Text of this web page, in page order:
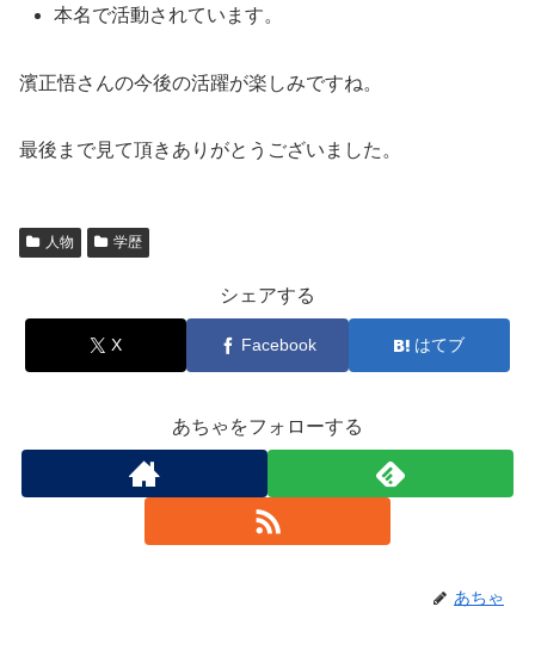
本名で活動されています。
濱正悟さんの今後の活躍が楽しみですね。
最後まで見て頂きありがとうございました。
人物 学歴
シェアする
X Facebook はてブ
あちゃをフォローする
あちゃ